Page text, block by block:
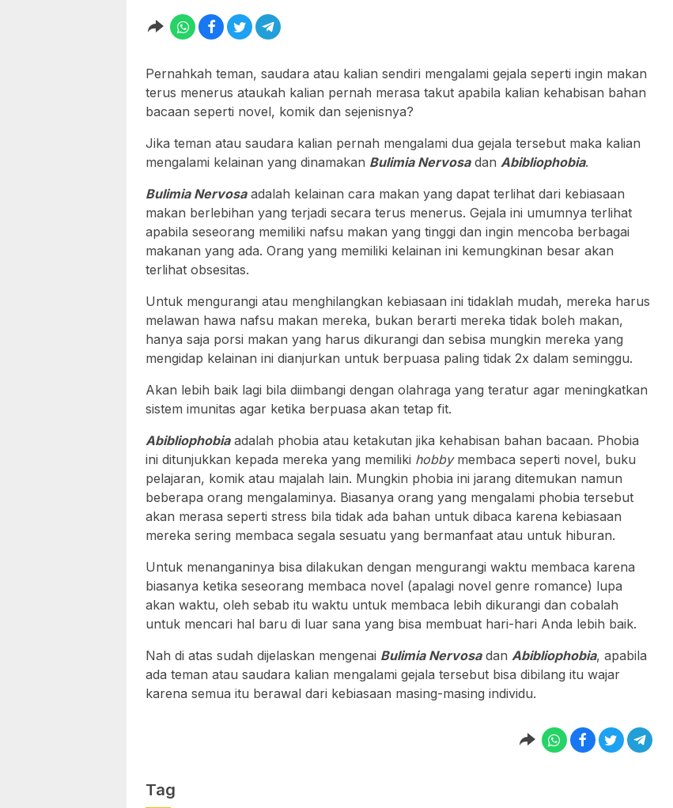
Pernahkah teman, saudara atau kalian sendiri mengalami gejala seperti ingin makan
terus menerus ataukah kalian pernah merasa takut apabila kalian kehabisan bahan
bacaan seperti novel, komik dan sejenisnya?
Jika teman atau saudara kalian pernah mengalami dua gejala tersebut maka kalian
mengalami kelainan yang dinamakan Bulimia Nervosadan Abibliophobia.
Bulimia Nervosaadalah kelainan cara makan yang dapat terlihat dari kebiasaan
makan berlebihan yang terjadi secara terus menerus. Gejala ini umumnya terlihat
apabila seseorang memiliki nafsu makan yang tinggi dan ingin mencoba berbagai
makanan yang ada. Orang yang memiliki kelainan ini kemungkinan besar akan
terlihat obsesitas.
Untuk mengurangi atau menghilangkan kebiasaan ini tidaklah mudah, mereka harus
melawan hawa nafsu makan mereka, bukan berarti mereka tidak boleh makan,
hanya saja porsi makan yang harus dikurangi dan sebisa mungkin mereka yang
mengidap kelainan ini dianjurkan untuk berpuasa paling tidak 2x dalam seminggu.
Akan lebih baik lagi bila diimbangi dengan olahraga yang teratur agar meningkatkan
sistem imunitas agar ketika berpuasa akan tetap fit.
Abibliophobiaadalah phobia atau ketakutan jika kehabisan bahan bacaan. Phobia
ini ditunjukkan kepada mereka yang memiliki hobbymembaca seperti novel, buku
pelajaran, komik atau majalah lain. Mungkin phobia ini jarang ditemukan namun
beberapa orang mengalaminya. Biasanya orang yang mengalami phobia tersebut
akan merasa seperti stress bila tidak ada bahan untuk dibaca karena kebiasaan
mereka sering membaca segala sesuatu yang bermanfaat atau untuk hiburan.
Untuk menanganinya bisa dilakukan dengan mengurangi waktu membaca karena
biasanya ketika seseorang membaca novel (apalagi novel genre romance) lupa
akan waktu, oleh sebab itu waktu untuk membaca lebih dikurangi dan cobalah
untuk mencari hal baru di luar sana yang bisa membuat hari-hari Anda lebih baik.
Nah di atas sudah dijelaskan mengenai Bulimia Nervosadan Abibliophobia, apabila
ada teman atau saudara kalian mengalami gejala tersebut bisa dibilang itu wajar
karena semua itu berawal dari kebiasaan masing-masing individu.
Tag